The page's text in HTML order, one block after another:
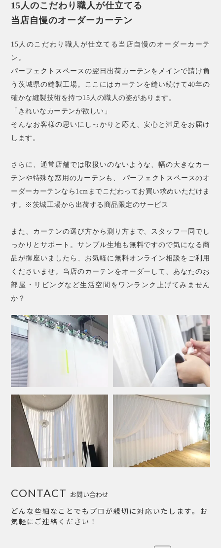
15人のこだわり職人が仕立てる
当店自慢のオーダーカーテン
15人のこだわり職人が仕立てる当店自慢のオーダーカーテ
ン。
パーフェクトスペースの翌日出荷カーテンをメインで請け負
う茨城県の縫製工場。ここにはカーテンを縫い続けて40年の
確かな縫製技術を持つ15人の職人の姿があります。
「きれいなカーテンが欲しい」
そんなお客様の思いにしっかりと応え、安心と満足をお届け
します。
さらに、通常店舗では取扱いのないような、幅の大きなカー
テンや特殊な窓用のカーテンも、 パーフェクトスペースのオ
ーダーカーテンなら1cmまでこだわってお買い求めいただけま
す。※茨城工場から出荷する商品限定のサービス
また、カーテンの選び方から測り方まで、スタッフ一同でし
っかりとサポート。サンプル生地も無料ですので気になる商
品が御座いましたら、お気軽に無料オンライン相談をご利用
くださいませ。当店のカーテンをオーダーして、あなたのお
部屋・リビングなど生活空間をワンランク上げてみません
か？
お問い合わせ
CONTACT
どんな些細なことでもプロが親切に対応いたします。お
気軽にご連絡ください！